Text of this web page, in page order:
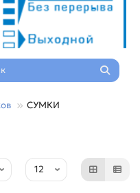
СУМКИ